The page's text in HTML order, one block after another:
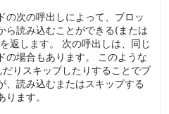
の次の呼出しによって、ブロッ
ら読み込むことができる(または
返します。
次の呼出しは、同じ
場合もあります。
このような
りスキップしたりすることでブ
、読み込むまたはスキップする
ます。